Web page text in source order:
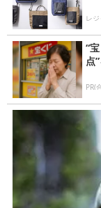
レ
“
点
PR(